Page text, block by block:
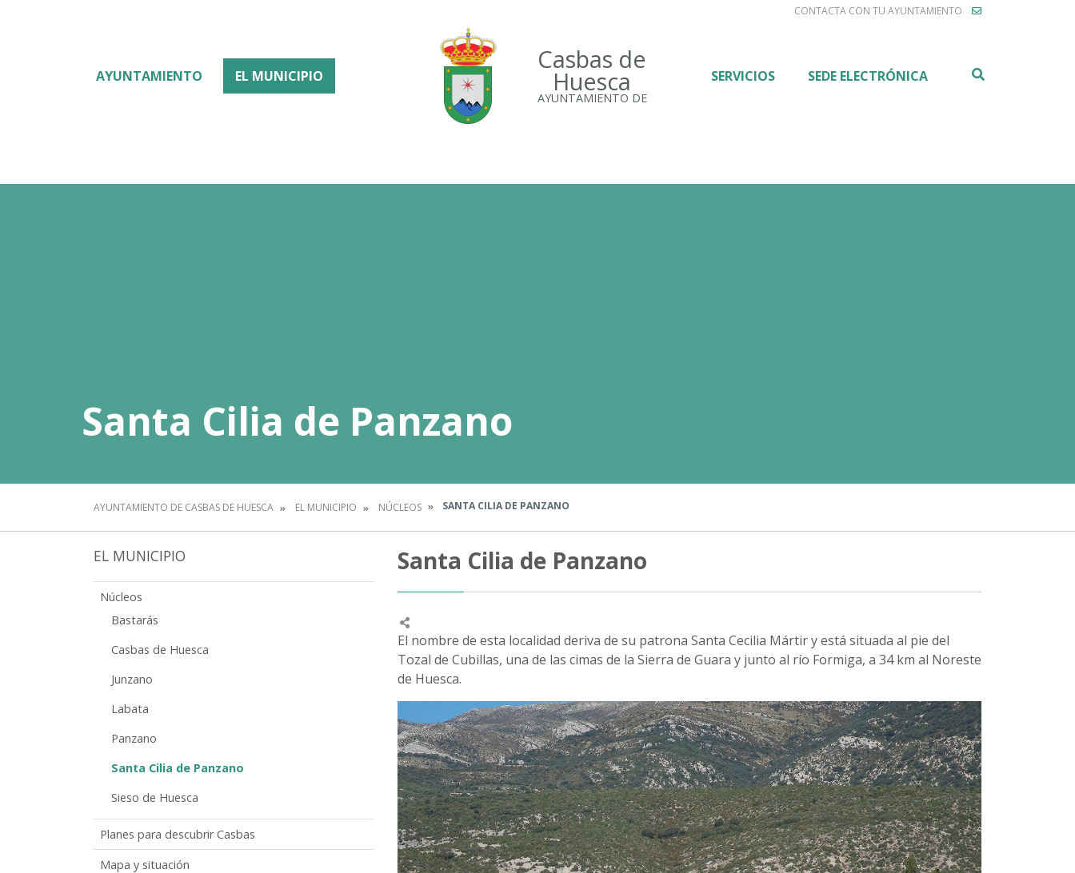
CONTACTA CON TU AYUNTAMIENTO
Casbas de
Huesca
AYUNTAMIENTO DE
AYUNTAMIENTO EL MUNICIPIO SERVICIOS SEDE ELECTRÓNICA
Santa Cilia de Panzano
AYUNTAMIENTO DE CASBAS DE HUESCA EL MUNICIPIO NÚCLEOS SANTA CILIA DE PANZANO
EL MUNICIPIO
Núcleos
Bastarás
Casbas de Huesca
Junzano
Labata
Panzano
Santa Cilia de Panzano
Sieso de Huesca
Planes para descubrir Casbas
Mapa y situación
Santa Cilia de Panzano
El nombre de esta localidad deriva de su patrona Santa Cecilia Mártir y está situada al pie del
Tozal de Cubillas, una de las cimas de la Sierra de Guara y junto al río Formiga, a 34 km al Noreste
de Huesca.